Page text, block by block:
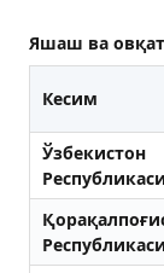
Яшаш ва
Кесим
Ўзбекистон
Республикаси
Республикаси